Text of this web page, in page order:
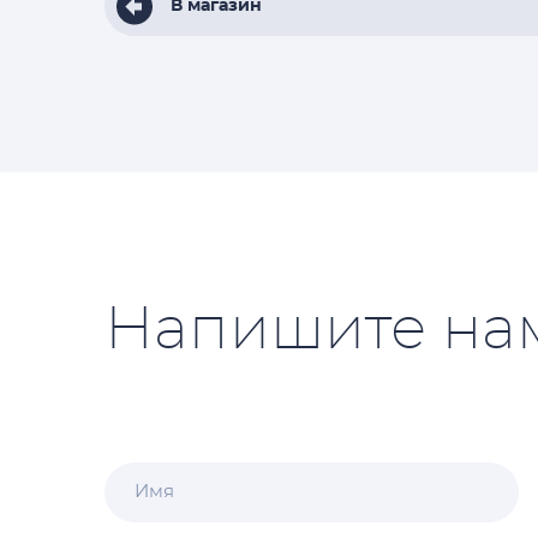
В магазин
Напишите